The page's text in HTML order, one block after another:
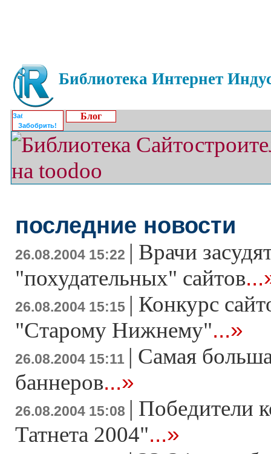
Библиотека Интернет
Забобрить!
Блог
последние новости
26.08.2004 15:22 | Врачи
"похудательных" сайтов
26.08.2004 15:15 | Конкурс
"Старому Нижнему"...»
26.08.2004 15:11 | Самая
баннеров...»
26.08.2004 15:08 | Победители
Татнета 2004"...»